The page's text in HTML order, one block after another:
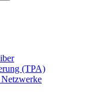
(TPA)